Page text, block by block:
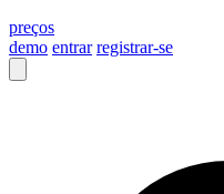
preços
demo entrar registrar-se